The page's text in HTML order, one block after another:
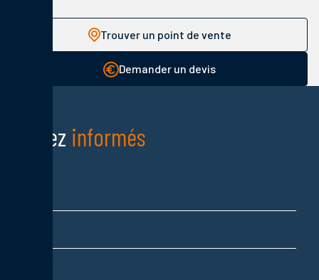
Trouver un point de vente
Demander un devis
Restez informés